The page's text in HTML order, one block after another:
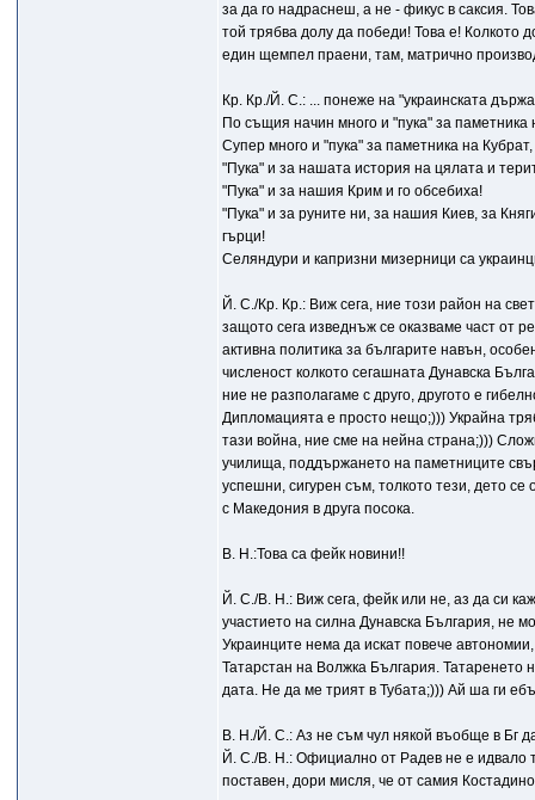
за да го надраснеш, а не - фикус в саксия.
той трябва долу да победи! Това е! Колкото
един щемпел праени, там, матрично
Кр. Кр./Й. С.: ... понеже на "украинската
По същия начин много и "пука" за паметника
Супер много и "пука" за паметника на Кубрат,
"Пука" и за нашата история на цялата и
"Пука" и за нашия Крим и го обсебиха!
"Пука" и за руните ни, за нашия Киев, за
гърци!
Селяндури и капризни мизерници са
Й. С./Кр. Кр.: Виж сега, ние този район на
защото сега изведнъж се оказваме част от
активна политика за българите навън,
численост колкото сегашната Дунавска
ние не разполагаме с друго, другото е
Дипломацията е просто нещо;))) Украйна
тази война, ние сме на нейна страна;)))
училища, поддържането на паметниците
успешни, сигурен съм, толкото тези, дето
с Македония в друга посока.
В. Н.:Това са фейк новини!!
Й. С./В. Н.: Виж сега, фейк или не, аз да си
участието на силна Дунавска България, не
Украинците нема да искат повече
Татарстан на Волжка България. Татаренето
дата. Не да ме трият в Тубата;))) Ай ша ги
В. Н./Й. С.: Аз не съм чул някой въобще в Бг
Й. С./В. Н.: Официално от Радев не е идвало
поставен, дори мисля, че от самия